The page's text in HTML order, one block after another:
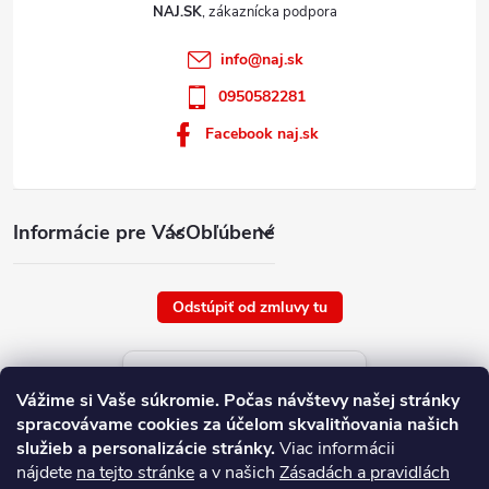
Vážime si Vaše súkromie. Počas návštevy našej stránky
spracovávame cookies za účelom skvalitňovania našich
služieb a personalizácie stránky.Viac informácii
nájdete na tejto stránke a v našich Zásadách a pravidlách
Informácie pre VásObľúbené
NAJ.SK
info@naj.sk
0950582281
Facebook naj.sk
Odstúpiť od zmluvy tu
Aktuálne ceny tovaru
platné od : 9/8/2026